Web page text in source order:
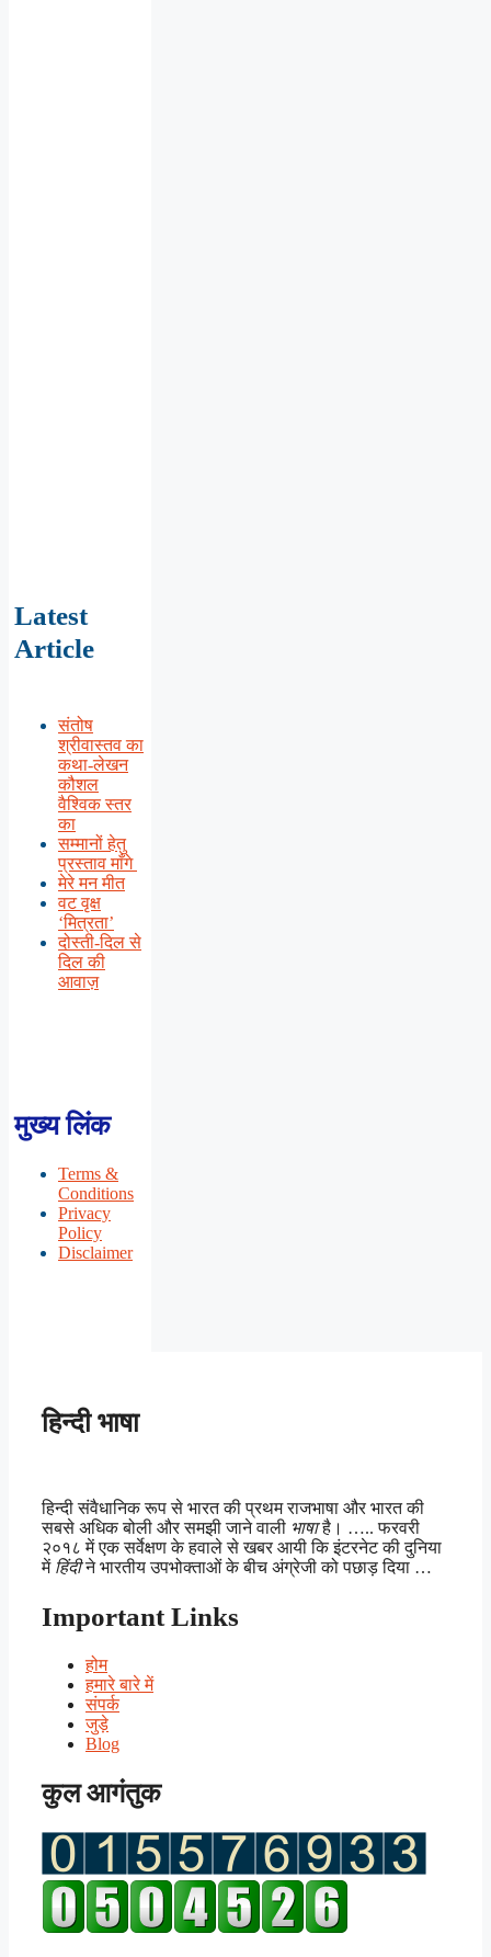
Latest
Article
संतोष
श्रीवास्तव का
कथा-लेखन
कौशल
वैश्विक स्तर
का
सम्मानों हेतु
प्रस्ताव माँगे
मेरे मन मीत
वट वृक्ष
‘मित्रता’
दोस्ती-दिल से
दिल की
आवाज़
मुख्य लिंक
Terms &
Conditions
Privacy
Policy
Disclaimer
हिन्दी भाषा
हिन्दी संवैधानिक रूप से भारत की प्रथम राजभाषा और भारत की
सबसे अधिक बोली और समझी जाने वाली भाषाहै। ….. फरवरी
२०१८ में एक सर्वेक्षण के हवाले से खबर आयी कि इंटरनेट की दुनिया
में हिंदीने भारतीय उपभोक्ताओं के बीच अंग्रेजी को पछाड़ दिया …
Important Links
होम
हमारे बारे में
संपर्क
जुड़े
Blog
कुल आगंतुक